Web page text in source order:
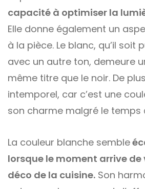
capacité à optimiser la
Elle donne également un
à la pièce. Le blanc, qu’il soit
avec un autre ton, demeure
même titre que le noir. De
intemporel, car c’est une
son charme malgré le temps
La couleur blanche semble
lorsque le moment arrive de
déco de la cuisine. Son